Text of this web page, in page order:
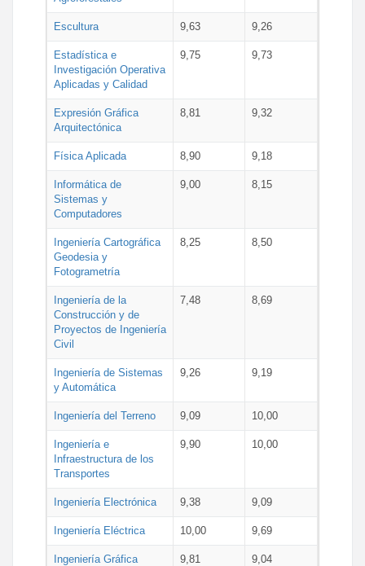
Escultura 9,63 9,26
Estadística e
Investigación Operativa
Aplicadas y Calidad
9,75 9,73
Expresión Gráfica
Arquitectónica
8,81 9,32
Física Aplicada 8,90 9,18
Informática de
Sistemas y
Computadores
9,00 8,15
Ingeniería Cartográfica
Geodesia y
Fotogrametría
8,25 8,50
Ingeniería de la
Construcción y de
Proyectos de Ingeniería
Civil
7,48 8,69
Ingeniería de Sistemas
y Automática
9,26 9,19
Ingeniería del Terreno 9,09 10,00
Ingeniería e
Infraestructura de los
Transportes
9,90 10,00
Ingeniería Electrónica 9,38 9,09
Ingeniería Eléctrica 10,00 9,69
Ingeniería Gráfica 9,81 9,04